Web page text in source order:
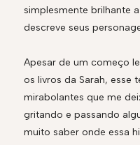
simplesmente brilhante
descreve seus
Apesar de um começo
os livros da Sarah, esse
mirabolantes que me
gritando e passando
muito saber onde essa